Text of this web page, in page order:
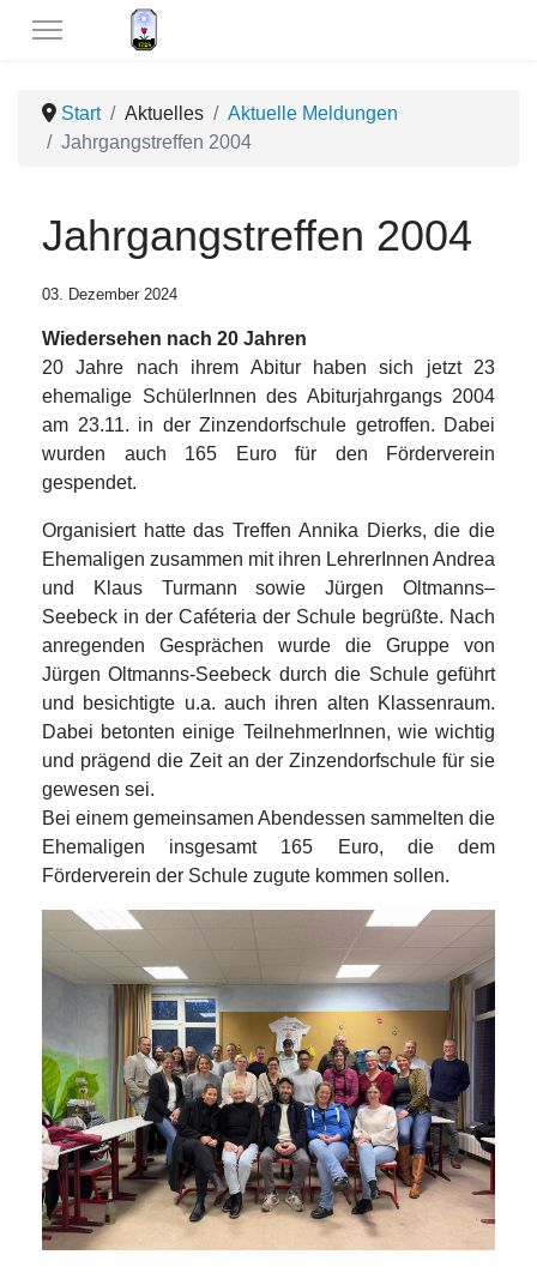
Start Aktuelles
Aktuelle Meldungen
Jahrgangstreffen 2004
Jahrgangstreffen 2004
03. Dezember 2024
Wiedersehen nach 20 Jahren
20 Jahre nach ihrem Abitur haben sich jetzt 23
ehemalige SchülerInnen des Abiturjahrgangs 2004
am 23.11. in der Zinzendorfschule getroffen. Dabei
wurden auch 165 Euro für den Förderverein
gespendet.
Organisiert hatte das Treffen Annika Dierks, die die
Ehemaligen zusammen mit ihren LehrerInnen Andrea
und Klaus Turmann sowie Jürgen Oltmanns–
Seebeck in der Caféteria der Schule begrüßte. Nach
anregenden Gesprächen wurde die Gruppe von
Jürgen Oltmanns-Seebeck durch die Schule geführt
und besichtigte u.a. auch ihren alten Klassenraum.
Dabei betonten einige TeilnehmerInnen, wie wichtig
und prägend die Zeit an der Zinzendorfschule für sie
gewesen sei.
Bei einem gemeinsamen Abendessen sammelten die
Ehemaligen insgesamt 165 Euro, die dem
Förderverein der Schule zugute kommen sollen.